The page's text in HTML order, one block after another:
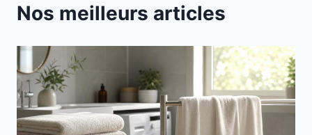
Nos meilleurs articles